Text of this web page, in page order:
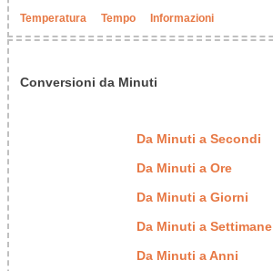
Temperatura Tempo Informazioni
Conversioni da Minuti
Da Minuti a Secondi
Da Minuti a Ore
Da Minuti a Giorni
Da Minuti a Settimane
Da Minuti a Anni